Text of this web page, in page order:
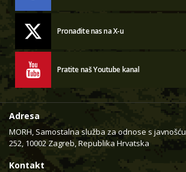
Pronađite nas na X-u
Pratite naš Youtube kanal
Adresa
MORH, Samostalna služba za odnose s
252, 10002 Zagreb, Republika Hrvatska
Kontakt